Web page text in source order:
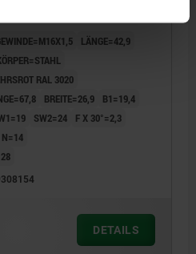
RAL3020
LÄNGE=42,9
RAL 3020
BREITE=26,9
B1=19,4
SW2=24
F X 30°=2,3
N=14
DETAILS